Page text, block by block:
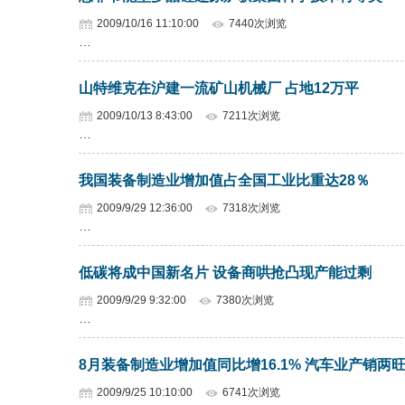
2009/10/16 11:10:00 7440次浏览
山特维克在沪建一流矿山机械厂 占地12万平
2009/10/13 8:43:00 7211次浏览
我国装备制造业增加值占全国工业比重达28％
2009/9/29 12:36:00 7318次浏览
低碳将成中国新名片 设备商哄抢凸现产能过剩
2009/9/29 9:32:00 7380次浏览
8月装备制造业增加值同比增16.1% 汽车业产销两旺
2009/9/25 10:10:00 6741次浏览